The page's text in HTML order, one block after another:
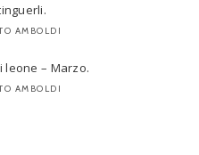
AMBOLDI
leone – Marzo.
AMBOLDI